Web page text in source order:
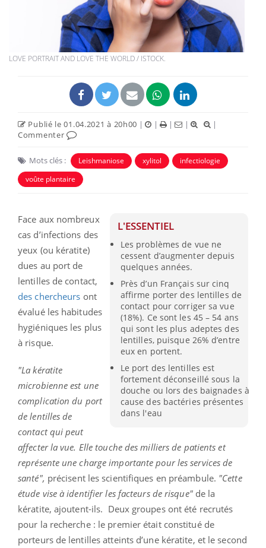
LOVE PORTRAIT AND LOVE THE WORLD / ISTOCK.
Publié le 01.04.2021 à 20h00 | | | |
|
Commenter
Mots clés : Leishmaniose xylitol
infectiologie
voûte plantaire
L'ESSENTIEL
Les problèmes de vue ne
cessent d’augmenter depuis
quelques années.
Près d’un Français sur cinq
affirme porter des lentilles de
contact pour corriger sa vue
(18%). Ce sont les 45 – 54 ans
qui sont les plus adeptes des
lentilles, puisque 26% d’entre
eux en portent.
Le port des lentilles est
fortement déconseillé sous la
douche ou lors des baignades à
cause des bactéries présentes
dans l'eau
Face aux nombreux
cas d’infections des
yeux (ou kératite)
dues au port de
lentilles de contact,
des chercheurs ont
évalué les habitudes
hygiéniques les plus
à risque.
"La kératite
microbienne est une
complication du port
de lentilles de
contact qui peut
affecter la vue. Elle touche des milliers de patients et
représente une charge importante pour les services de
santé", précisent les scientifiques en préambule. "Cette
étude vise à identifier les facteurs de risque"de la
kératite, ajoutent-ils. Deux groupes ont été recrutés
pour la recherche : le premier était constitué de
porteurs de lentilles atteints d’une kératite, et le second